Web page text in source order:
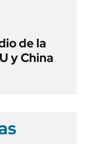
de la
y China